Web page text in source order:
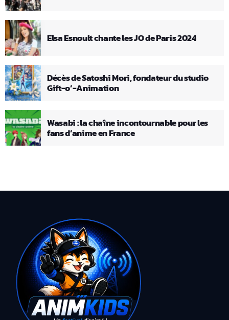
Elsa Esnoult chante les JO de Paris 2024
Décès de Satoshi Mori, fondateur du studio
Gift-o’-Animation
Wasabi : la chaîne incontournable pour les
fans d’anime en France